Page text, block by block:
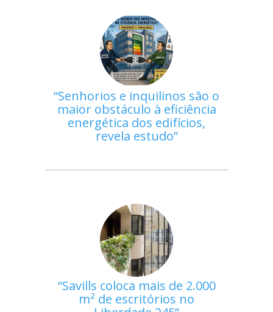
Senhorios e inquilinos são o
maior obstáculo à eficiência
energética dos edifícios,
revela estudo
Savills coloca mais de 2.000
m² de escritórios no